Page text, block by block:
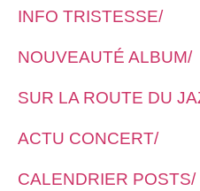
INFO TRISTESSE/
NOUVEAUTÉ ALBUM/
SUR LA ROUTE DU
ACTU CONCERT/
CALENDRIER POSTS/